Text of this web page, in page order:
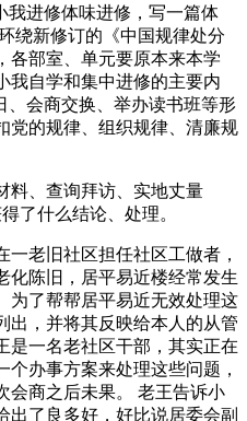
我进修体味进修，写一篇体
绕新修订的《中国规律处分
各部室、单元要原本来本学
我自学和集中进修的主要内
、会商交换、举办读书班等形
党的规律、组织规律、清廉规
、查询拜访、实地丈量
了什么结论、处理。
老旧社区担任社区工做者，
化陈旧，居平易近楼经常发生
为了帮帮居平易近无效处理这
出，并将其反映给本人的从管
是一名老社区干部，其实正在
办事方案来处理这些问题，
会商之后未果。 老王告诉小
出了良多好，好比说居委会副